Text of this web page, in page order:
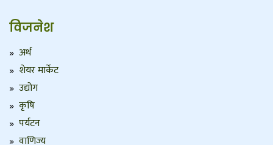
विजनेश
अर्थ
शेयर मार्केट
उद्योग
कृषि
पर्यटन
वाणिज्य